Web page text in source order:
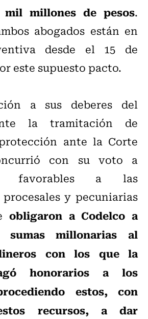
millones de pesos.
abogados están en
desde el 15 de
este supuesto pacto.
a sus deberes del
la tramitación de
ante la Corte
con su voto a
favorables a las
y pecuniarias
obligaron a Codelco a
sumas millonarias al
con los que la
honorarios a los
estos, con
recursos, a dar